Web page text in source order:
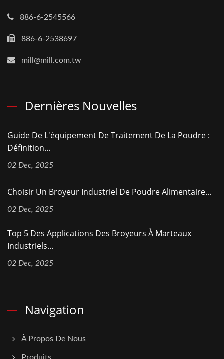
886-6-2545566
886-6-2538697
mill@mill.com.tw
Dernières Nouvelles
Guide De L'équipement De Traitement De La Poudre :
Définition...
02 Dec, 2025
Choisir Un Broyeur Industriel De Poudre Alimentaire...
02 Dec, 2025
Top 5 Des Applications Des Broyeurs À Marteaux
Industriels...
02 Dec, 2025
Navigation
À Propos De Nous